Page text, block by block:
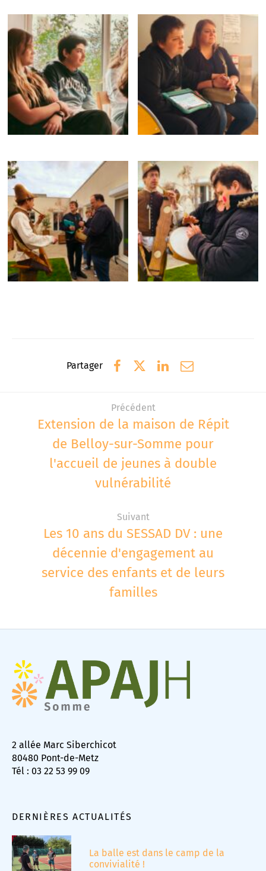
Partager
Précédent
Extension de la maison de Répit
de Belloy-sur-Somme pour
l'accueil de jeunes à double
vulnérabilité
Suivant
Les 10 ans du SESSAD DV : une
décennie d'engagement au
service des enfants et de leurs
familles
2 allée Marc Siberchicot
80480 Pont-de-Metz
Tél : 03 22 53 99 09
DERNIÈRES ACTUALITÉS
La balle est dans le camp de la
convivialité !